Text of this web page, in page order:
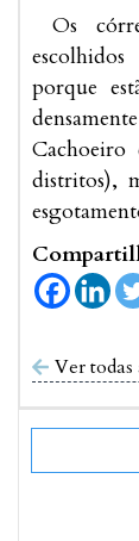
Os
porque
distritos),
 Ver todas